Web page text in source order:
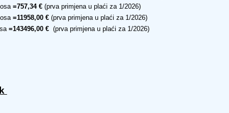
=757,34 € (prva primjena u plaći za 1/2026)
=11958,00 € (prva primjena u plaći za 1/2026)
=143496,00 € (prva primjena u plaći za 1/2026)